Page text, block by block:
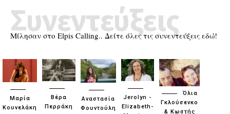
Μίλησαν στο Elpis Calling.. Δείτε όλες τις συνεντεύξεις εδώ!
Συνεντεύξεις
Μαρία
Κουνελάκη
Βέρα
Περράκη
Αναστασία
Φουντούλη
Jerolyn -
Elizabeth-
Όλια
Γκλούσενκο
& Κωστής